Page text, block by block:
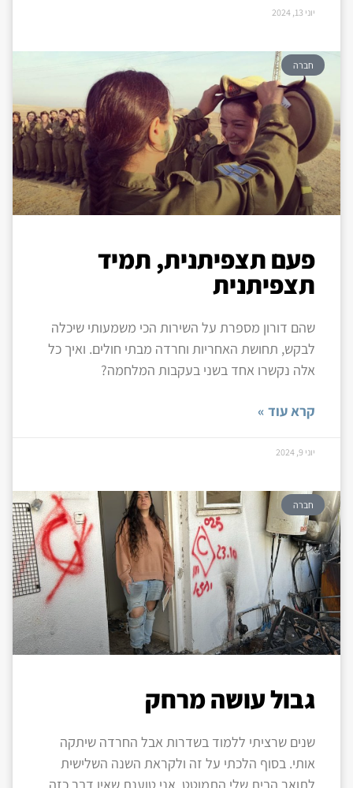
יוני 13, 2024
חברה
פעם תצפיתנית, תמיד
תצפיתנית
שהם דורון מספרת על השירות הכי משמעותי שיכלה
לבקש, תחושת האחריות וחרדה מבתי חולים. ואיך כל
אלה נקשרו אחד בשני בעקבות המלחמה?
קרא עוד »
יוני 9, 2024
חברה
גבול עושה מרחק
שנים שרציתי ללמוד בשדרות אבל החרדה שיתקה
אותי. בסוף הלכתי על זה ולקראת השנה השלישית